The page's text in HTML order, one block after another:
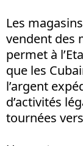
Les
vendent des
permet à
que les
l’argent
d’activités
tournées